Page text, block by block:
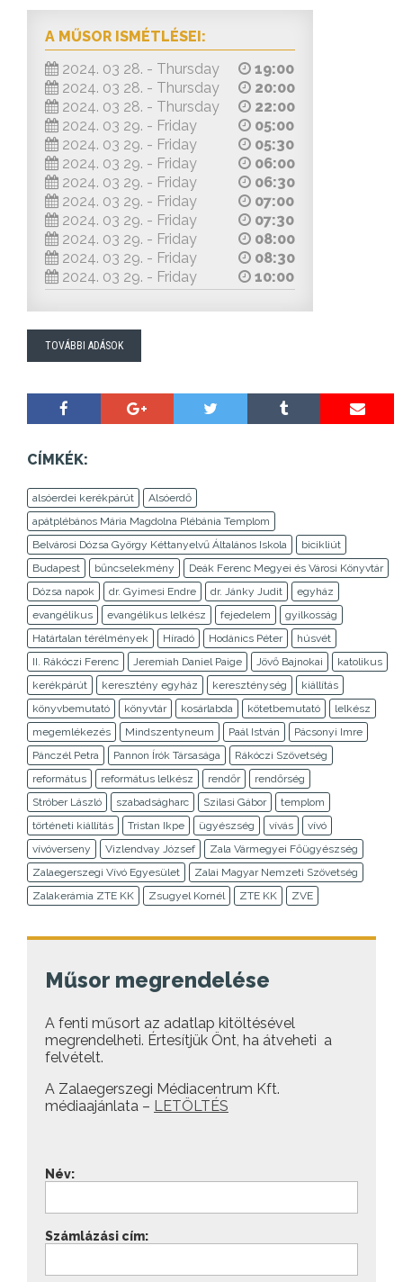
A MŰSOR ISMÉTLÉSEI:
2024. 03 28. - Thursday
19:00
2024. 03 28. - Thursday
20:00
2024. 03 28. - Thursday
22:00
2024. 03 29. - Friday
05:00
2024. 03 29. - Friday
05:30
2024. 03 29. - Friday
06:00
2024. 03 29. - Friday
06:30
2024. 03 29. - Friday
07:00
2024. 03 29. - Friday
07:30
2024. 03 29. - Friday
08:00
2024. 03 29. - Friday
08:30
2024. 03 29. - Friday
10:00
TOVÁBBI ADÁSOK
CÍMKÉK:
alsóerdei kerékpárút
Alsóerdő
apátplébános Mária Magdolna Plébánia Templom
Belvárosi Dózsa György Kéttanyelvű Általános Iskola
bicikliút
Budapest
bűncselekmény
Deák Ferenc Megyei és Városi Könyvtár
Dózsa napok
dr. Gyimesi Endre dr. Jánky Judit
egyház
evangélikus
evangélikus lelkész fejedelem
gyilkosság
Határtalan térélmények
Híradó Hodánics Péter
húsvét
II. Rákóczi Ferenc
Jeremiah Daniel Paige Jövő Bajnokai
katolikus
kerékpárút
keresztény egyház kereszténység
kiállítás
könyvbemutató
könyvtár kosárlabda kötetbemutató
lelkész
megemlékezés
Mindszentyneum Paál István
Pácsonyi Imre
Pánczél Petra
Pannon Írók Társasága
Rákóczi Szövetség
református
református lelkész rendőr
rendőrség
Stróber László
szabadságharc Szilasi Gábor
templom
történeti kiállítás
Tristan Ikpe ügyészség vívás
vívó
vívóverseny
Vizlendvay József
Zala Vármegyei Főügyészség
Zalaegerszegi Vívó Egyesület
Zalai Magyar Nemzeti Szövetség
Zalakerámia ZTE KK
Zsugyel Kornél ZTE KK ZVE
Műsor megrendelése
A fenti műsort az adatlap kitöltésével
megrendelheti. Értesítjük Önt, ha átveheti a
felvételt.
A Zalaegerszegi Médiacentrum Kft.
médiaajánlata – LETÖLTÉS
Név:
Számlázási cím: